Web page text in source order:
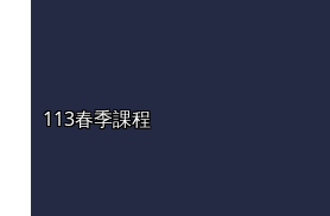
113春季課程